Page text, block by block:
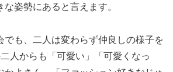
姿勢にあると言えます。
でも、二人は変わらず仲良しの様子を
人からも「可愛い」「可愛くなっ